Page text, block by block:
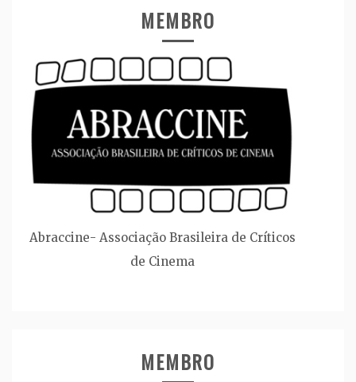
MEMBRO
Abraccine- Associação Brasileira de Críticos
de Cinema
MEMBRO